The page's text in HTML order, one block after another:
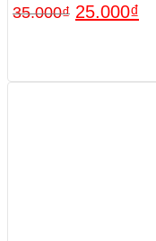
35.000₫ 25.000₫